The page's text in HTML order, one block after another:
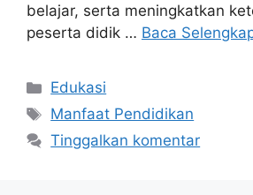
belajar, serta meningkatkan
peserta didik … Baca
Kategori
Edukasi
Tag
Manfaat Pendidikan
Tinggalkan komentar